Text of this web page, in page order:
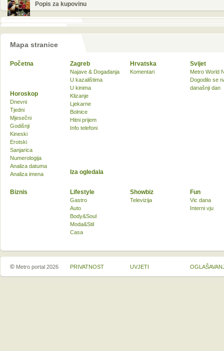
Popis za kupovinu
Mapa stranice
Početna Zagreb
Najave & Događanja
U kazalištima
U kinima
Klizanje
Ljekarne
Bolnice
Hitni prijem
Info telefoni
Hrvatska
Komentari
Svijet
Metro World
Dogodilo se
današnji dan
Biznis Lifestyle
Gastro
Auto
Body&Soul
Moda&Stil
Casa
Showbiz
Televizija
Fun
Vic dana
Interni vju
Horoskop
Dnevni
Tjedni
Mjesečni
Godišnji
Kineski
Erotski
Sanjarica
Numerologija
Analiza datuma
Analiza imena
Iza ogledala
© Metro portal 2026 PRIVATNOST UVJETI